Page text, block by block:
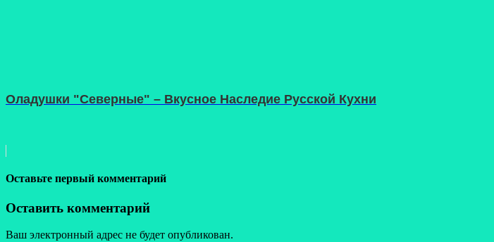
Оладушки "Северные" – Вкусное Наследие Русской Кухни
Оставьте первый комментарий
Оставить комментарий
Ваш электронный адрес не будет опубликован.